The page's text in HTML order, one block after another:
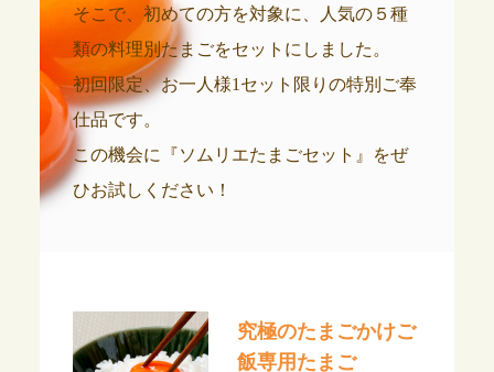
そこで、初めての方を対象に、人気の５種
類の料理別たまごをセットにしました。
初回限定、お一人様1セット限りの特別ご奉
仕品です。
この機会に『ソムリエたまごセット』をぜ
ひお試しください！
究極のたまごかけご
飯専用たまご